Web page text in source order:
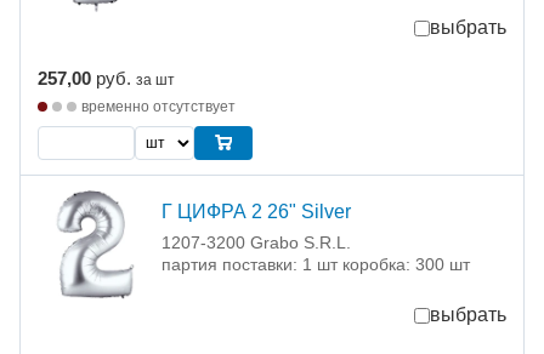
выбрать
257,00 руб. за шт
временно отсутствует
Г ЦИФРА 2 26" Silver
1207-3200 Grabo S.R.L.
партия поставки: 1 шт коробка: 300 шт
выбрать